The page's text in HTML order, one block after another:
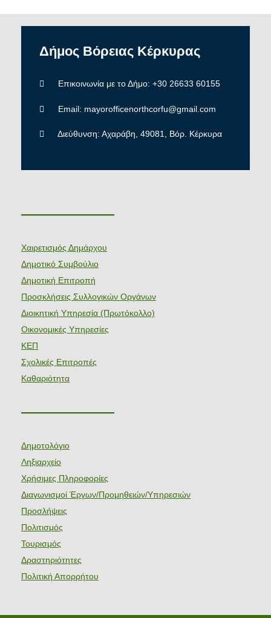
Δήμος Βόρειας Κέρκυρας
Επικοινωνία με το Δήμο: +30 26633 60155
Email: mayorofficenorthcorfu@gmail.com
Διεύθυνση: Αχαράβη, 49081, Βόρ. Κέρκυρα
———————
Χαιρετισμός Δημάρχου
Δημοτικό Συμβούλιο
Δημοτική Επιτροπή
Προσκλήσεις Συλλογικών Οργάνων
Διοικητική Υπηρεσία (Πρωτόκολλο)
Οικονομικές Υπηρεσίες
ΚΕΠ
Σχολικές Επιτροπές
Καθαριότητα
———————
Δημοτολόγιο
Ληξιαρχείο
Χρήσιμες Πληροφορίες
Διαγωνισμοί Έργων/Προμηθειών/Υπηρεσιών
Προσλήψεις
Πολιτισμός
Τουρισμός
Δραστηριότητες
Πολιτική Απορρήτου